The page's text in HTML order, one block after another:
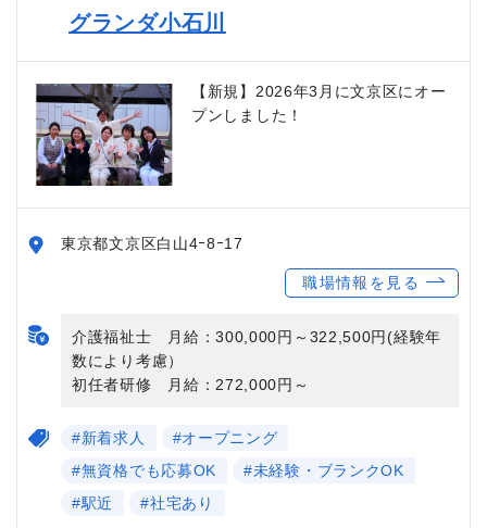
グランダ小石川
【新規】2026年3月に文京区にオー
プンしました！
東京都文京区白山4ｰ8ｰ17
職場情報を見る
介護福祉士 月給：300,000円～322,500円(経験年
数により考慮）
初任者研修 月給：272,000円～
#新着求人
#オープニング
#無資格でも応募OK
#未経験・ブランクOK
#駅近
#社宅あり